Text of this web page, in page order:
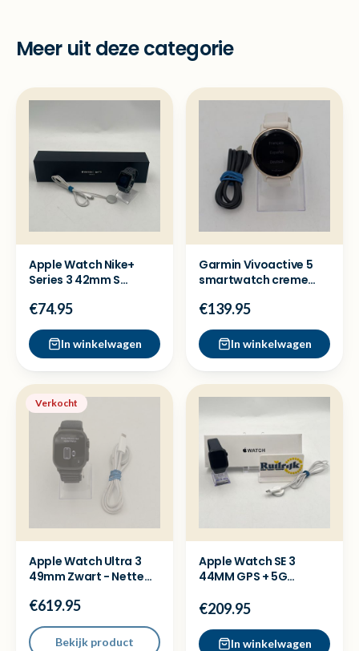
Meer uit deze categorie
Apple Watch Nike+
Series 3 42mm S
staat
€74.95
In winkelwagen
Garmin Vivoactive 5
smartwatch creme
€139.95
In winkelwagen
Verkocht
Apple Watch Ultra 3
49mm Zwart - Nette
€619.95
Bekijk product
Apple Watch SE 3
44MM GPS + 5G
garantie
€209.95
In winkelwagen